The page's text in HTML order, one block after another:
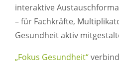
interaktive
– für Fachkräfte,
Gesundheit aktiv
„Fokus Gesundheit“